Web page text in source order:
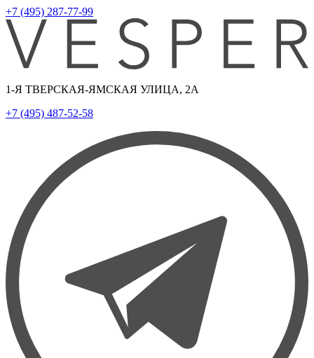
+7 (495) 287-77-99
1-Я ТВЕРСКАЯ-ЯМСКАЯ УЛИЦА, 2А
+7 (495) 487-52-58